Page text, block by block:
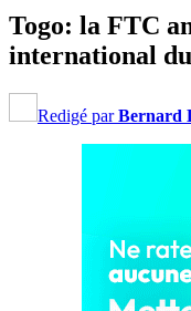
Togo: la FTC
international
Redigé parBernard